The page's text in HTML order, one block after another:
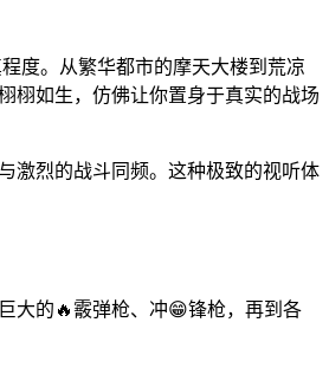
度。从繁华都市的摩天大楼到荒凉
栩如生，仿佛让你置身于真实的战场
激烈的战斗同频。这种极致的视听体
大的🔥霰弹枪、冲😁锋枪，再到各